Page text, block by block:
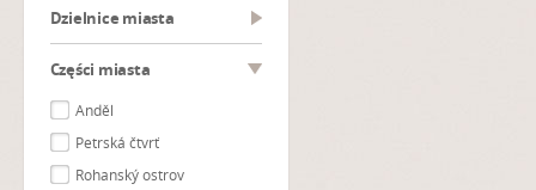
Dzielnice miasta
Części miasta
Anděl
Petrská čtvrť
Rohanský ostrov